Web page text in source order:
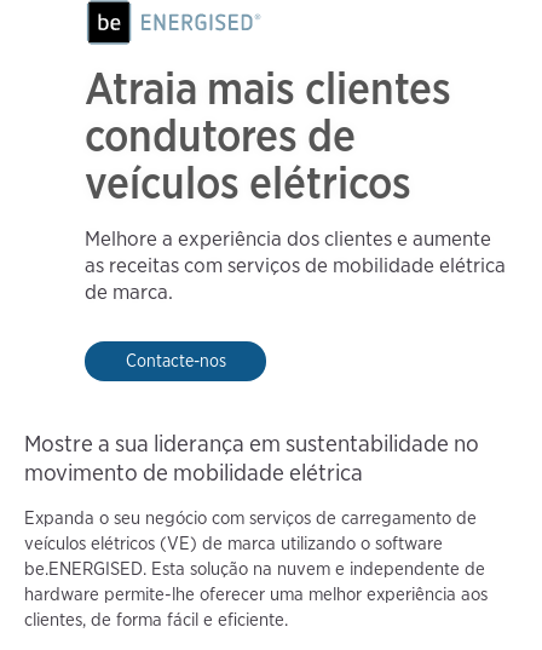
Atraia mais clientes
condutores de
veículos elétricos
Melhore a experiência dos clientes e aumente
as receitas com serviços de mobilidade elétrica
de marca.
Contacte-nos
Mostre a sua liderança em sustentabilidade no
movimento de mobilidade elétrica
Expanda o seu negócio com serviços de carregamento de
veículos elétricos (VE) de marca utilizando o software
be.ENERGISED. Esta solução na nuvem e independente de
hardware permite-lhe oferecer uma melhor experiência aos
clientes, de forma fácil e eficiente.